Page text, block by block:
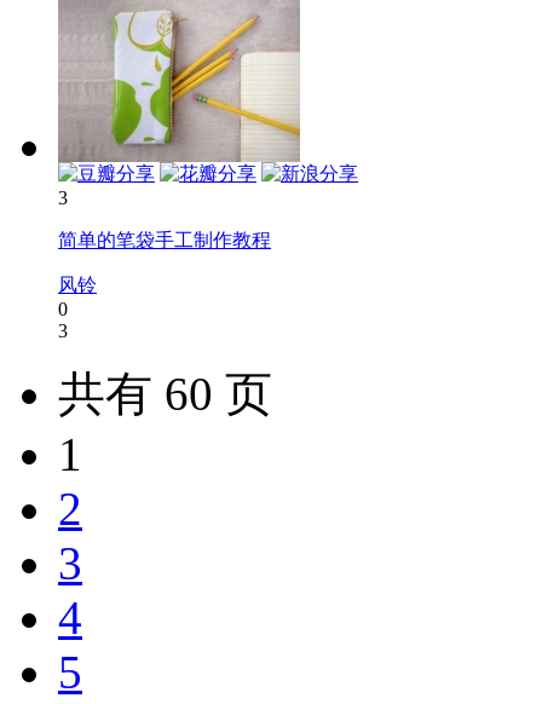
3
简单的笔袋手工制作教程
风铃
0
3
共有 60 页
1
2
3
4
5